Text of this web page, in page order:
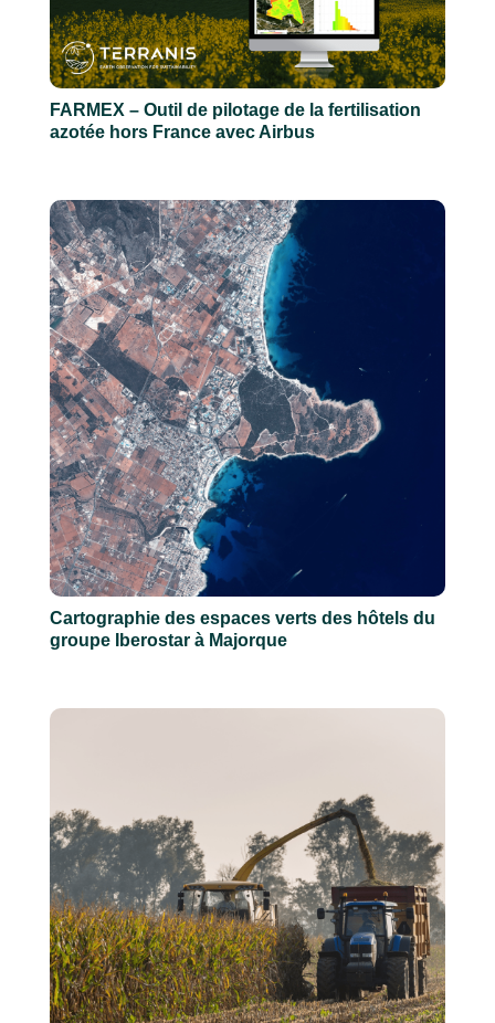
FARMEX – Outil de pilotage de la fertilisation
azotée hors France avec Airbus
Cartographie des espaces verts des hôtels du
groupe Iberostar à Majorque